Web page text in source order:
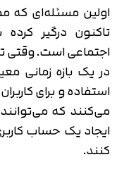
اولین مسئله‌ای که
تاکنون درگیر
اجتماعی است. وقتی
در یک بازه زمانی
استفاده و برای
می‌کنند که
ایجاد یک حساب
کنند.